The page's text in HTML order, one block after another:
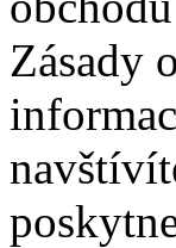
Zásady